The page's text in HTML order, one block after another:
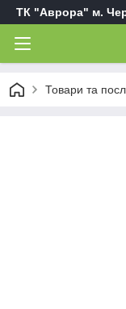
ТК "Аврора" м.
Товари та